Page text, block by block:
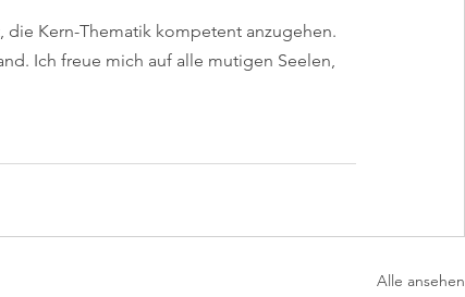
die Kern-Thematik kompetent anzugehen.
Ich freue mich auf alle mutigen Seelen,
Alle ansehen